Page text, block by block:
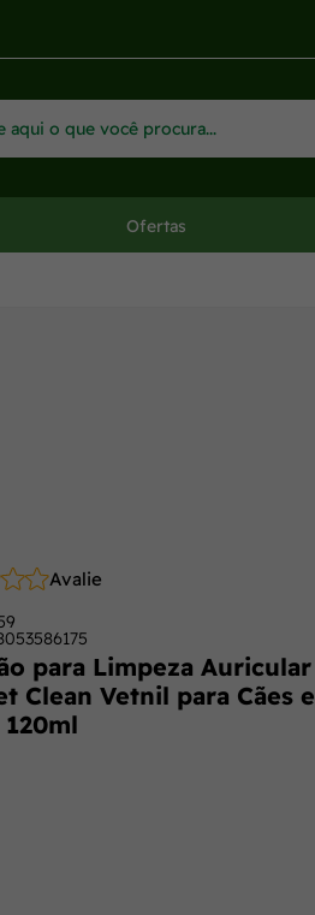
Ofertas
Avalie
para Limpeza Auricular
Clean Vetnil para Cães e